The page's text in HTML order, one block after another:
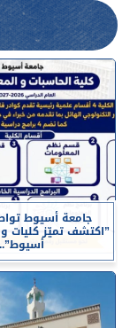
جامعة أسيوط
”اكتشف تميّز كليات
أسيوط”..